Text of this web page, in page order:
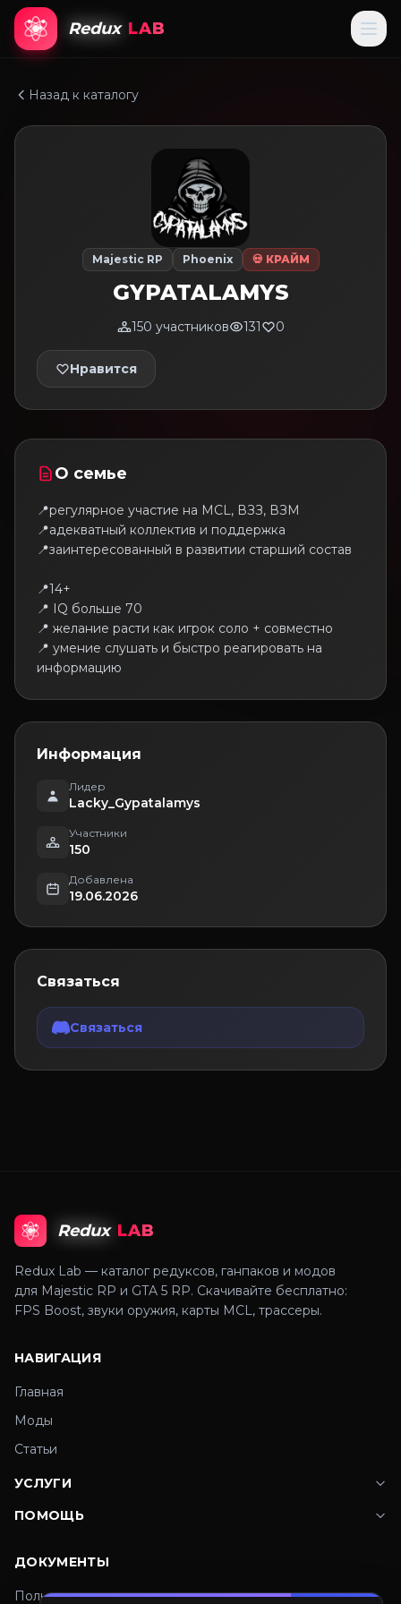
Redux LAB
Назад к каталогу
Majestic RP Phoenix 💀 КРАЙМ
GYPATALAMYS
150 участников 131 0
Нравится
О семье
📍регулярное участие на MCL, ВЗЗ, ВЗМ
📍адекватный коллектив и поддержка
📍заинтересованный в развитии старший состав
📍14+
📍 IQ больше 70
📍 желание расти как игрок соло + совместно
📍 умение слушать и быстро реагировать на
информацию
Информация
Лидер
Lacky_Gypatalamys
Участники
150
Добавлена
19.06.2026
Связаться
Связаться
Redux LAB
Redux Lab — каталог редуксов, ганпаков и модов
для Majestic RP и GTA 5 RP. Скачивайте бесплатно:
FPS Boost, звуки оружия, карты MCL, трассеры.
НАВИГАЦИЯ
Главная
Моды
Статьи
УСЛУГИ
ПОМОЩЬ
ДОКУМЕНТЫ
Пользовательское соглашение